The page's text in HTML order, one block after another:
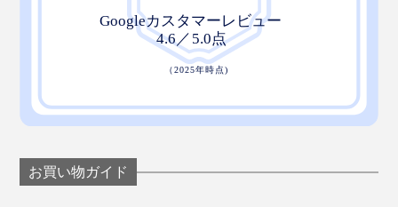
生活防滴仕様（IP44）なので、シャワーのお湯がかかる
お買い物ガイド